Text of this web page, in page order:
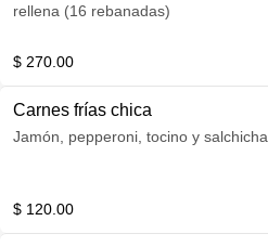
rellena (16 rebanadas)
$ 270.00
Carnes frías chica
Jamón, pepperoni, tocino y salchicha
$ 120.00